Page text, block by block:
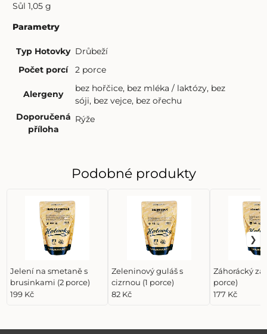
Sůl 1,05 g
Parametry
Typ Hotovky Drůbeží
Počet porcí
2 porce
Alergeny
bez hořčice, bez mléka / laktózy, bez
sóji, bez vejce, bez ořechu
Doporučená
příloha
Rýže
Podobné produkty
Jelení na smetaně s
brusinkami (2 porce)
199 Kč
Zeleninový guláš s
cizrnou (1 porce)
82 Kč
Záhorácký
porce)
177 Kč